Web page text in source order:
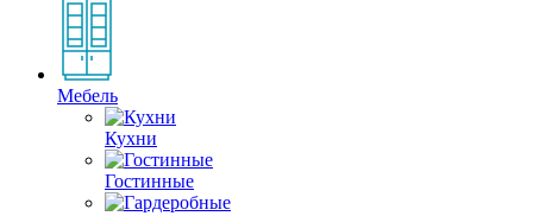
Мебель
Кухни
Гостинные